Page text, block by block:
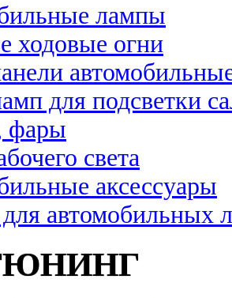
лампы
ходовые огни
для подсветки
фары
света
аксессуары
автомобильных